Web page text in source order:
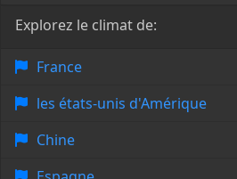
Explorez le climat de:
France
les états-unis d'Amérique
Chine